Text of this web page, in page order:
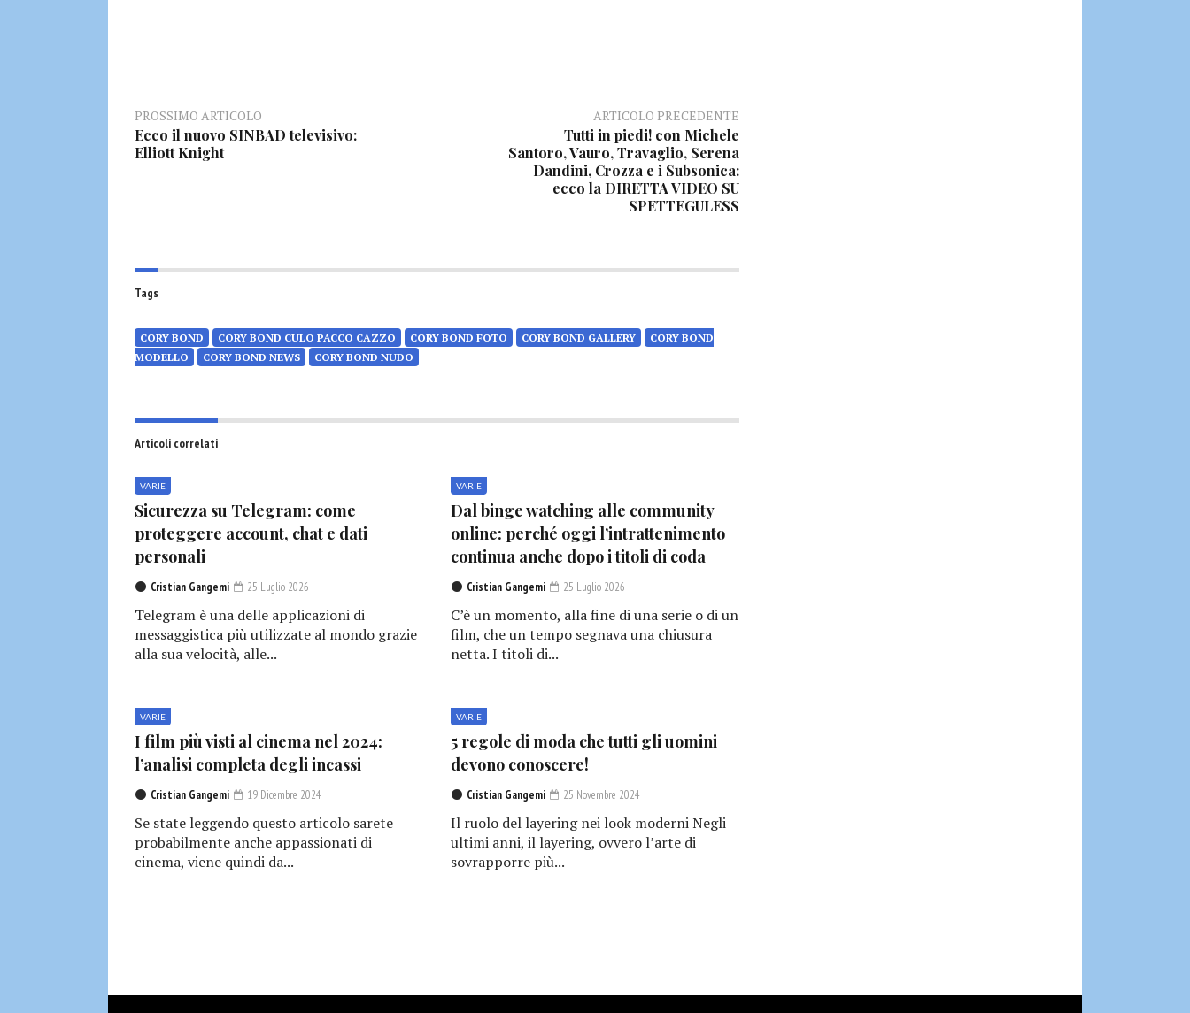
PROSSIMO ARTICOLO
Ecco il nuovo SINBAD televisivo:
Elliott Knight
ARTICOLO PRECEDENTE
Tutti in piedi! con Michele
Santoro, Vauro, Travaglio, Serena
Dandini, Crozza e i Subsonica:
ecco la DIRETTA VIDEO SU
SPETTEGULESS
Tags
CORY BOND CORY BOND CULO PACCO CAZZO CORY BOND FOTO CORY BOND GALLERY
CORY BOND
MODELLO
CORY BOND NEWS CORY BOND NUDO
Articoli correlati
VARIE
Sicurezza su Telegram: come
proteggere account, chat e dati
personali
Cristian Gangemi 25 Luglio 2026
Telegram è una delle applicazioni di
messaggistica più utilizzate al mondo grazie
alla sua velocità, alle...
VARIE
Dal binge watching alle community
online: perché oggi l’intrattenimento
continua anche dopo i titoli di coda
Cristian Gangemi 25 Luglio 2026
C’è un momento, alla fine di una serie o di un
film, che un tempo segnava una chiusura
netta. I titoli di...
VARIE
I film più visti al cinema nel 2024:
l’analisi completa degli incassi
Cristian Gangemi 19 Dicembre 2024
Se state leggendo questo articolo sarete
probabilmente anche appassionati di
cinema, viene quindi da...
VARIE
5 regole di moda che tutti gli uomini
devono conoscere!
Cristian Gangemi 25 Novembre 2024
Il ruolo del layering nei look moderni Negli
ultimi anni, il layering, ovvero l’arte di
sovrapporre più...